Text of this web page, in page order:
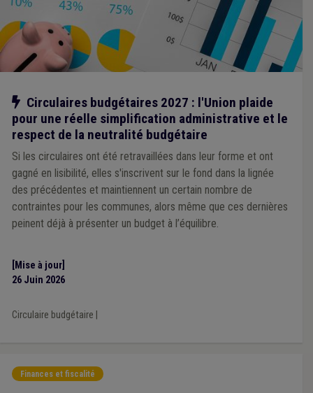
Notre action
Circulaires budgétaires 2027 : l'Union plaide
pour une réelle simplification administrative et le
respect de la neutralité budgétaire
Si les circulaires ont été retravaillées dans leur forme et ont
gagné en lisibilité, elles s'inscrivent sur le fond dans la lignée
des précédentes et maintiennent un certain nombre de
contraintes pour les communes, alors même que ces dernières
peinent déjà à présenter un budget à l’équilibre.
[Mise à jour]
26 Juin 2026
Circulaire budgétaire
Finances et fiscalité